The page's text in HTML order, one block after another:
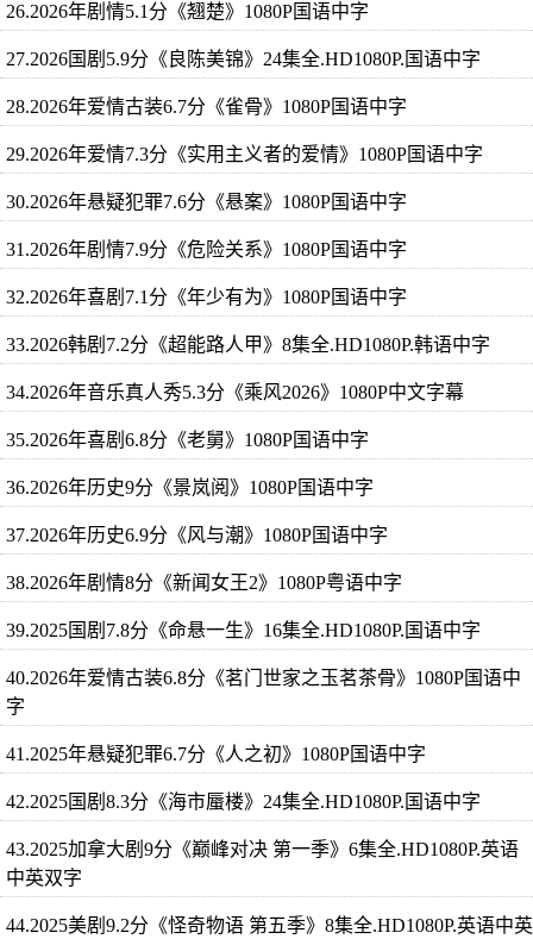
26.2026年剧情5.1分《翘楚》1080P国语中字
27.2026国剧5.9分《良陈美锦》24集全.HD1080P.国语中字
28.2026年爱情古装6.7分《雀骨》1080P国语中字
29.2026年爱情7.3分《实用主义者的爱情》1080P国语中字
30.2026年悬疑犯罪7.6分《悬案》1080P国语中字
31.2026年剧情7.9分《危险关系》1080P国语中字
32.2026年喜剧7.1分《年少有为》1080P国语中字
33.2026韩剧7.2分《超能路人甲》8集全.HD1080P.韩语中字
34.2026年音乐真人秀5.3分《乘风2026》1080P中文字幕
35.2026年喜剧6.8分《老舅》1080P国语中字
36.2026年历史9分《景岚阅》1080P国语中字
37.2026年历史6.9分《风与潮》1080P国语中字
38.2026年剧情8分《新闻女王2》1080P粤语中字
39.2025国剧7.8分《命悬一生》16集全.HD1080P.国语中字
40.2026年爱情古装6.8分《茗门世家之玉茗茶骨》1080P国语中
字
41.2025年悬疑犯罪6.7分《人之初》1080P国语中字
42.2025国剧8.3分《海市蜃楼》24集全.HD1080P.国语中字
43.2025加拿大剧9分《巅峰对决 第一季》6集全.HD1080P.英语
中英双字
44.2025美剧9.2分《怪奇物语 第五季》8集全.HD1080P.英语中英